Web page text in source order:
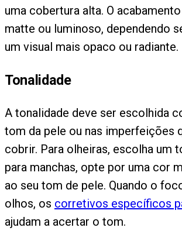
uma cobertura alta. O
matte ou luminoso, dependendo
um visual mais opaco ou radiante.
Tonalidade
A tonalidade deve ser escolhida
tom da pele ou nas imperfeições
cobrir. Para olheiras, escolha um
para manchas, opte por uma cor
ao seu tom de pele. Quando o
olhos, os corretivos específicos
ajudam a acertar o tom.